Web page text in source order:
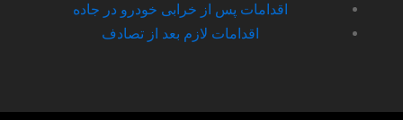
اقدامات پس از خرابی خودرو در جاده
اقدامات لازم بعد از تصادف